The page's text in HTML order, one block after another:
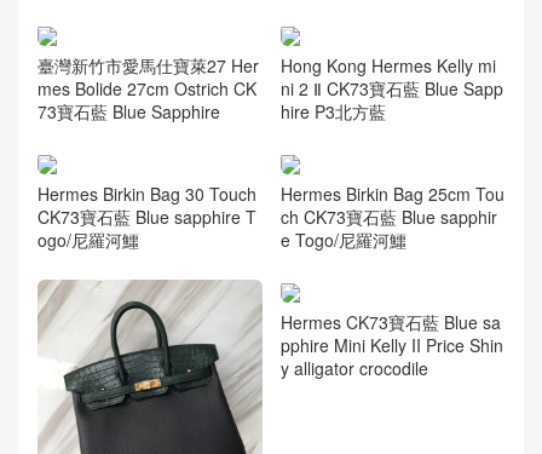
臺灣新竹市愛馬仕寶萊27 Her
mes Bolide 27cm Ostrich CK
73寶石藍 Blue Sapphire
Hong Kong Hermes Kelly mi
ni 2 Ⅱ CK73寶石藍 Blue Sapp
hire P3北方藍
Hermes Birkin Bag 30 Touch
CK73寶石藍 Blue sapphire T
ogo/尼羅河鱷
Hermes Birkin Bag 25cm Tou
ch CK73寶石藍 Blue sapphir
e Togo/尼羅河鱷
Hermes CK73寶石藍 Blue sa
pphire Mini Kelly II Price Shin
y alligator crocodile